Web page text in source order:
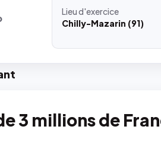
Lieud'exercice
Chilly-Mazarin (91)
3 millions de